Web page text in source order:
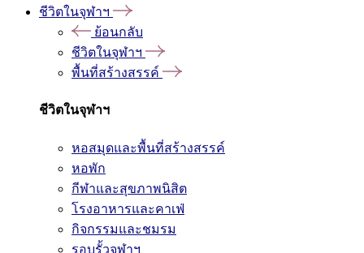
ชีวิตในจุฬาฯ
ย้อนกลับ
ชีวิตในจุฬาฯ
พื้นที่สร้างสรรค์
ชีวิตในจุฬาฯ
หอสมุดและพื้นที่สร้างสรรค์
หอพัก
กีฬาและสุขภาพนิสิต
โรงอาหารและคาเฟ่
กิจกรรมและชมรม
รอบรั้วจุฬาฯ